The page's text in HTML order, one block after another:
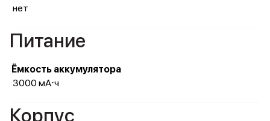
нет
Питание
Ёмкость аккумулятора
3000 мА⋅ч
Корпус